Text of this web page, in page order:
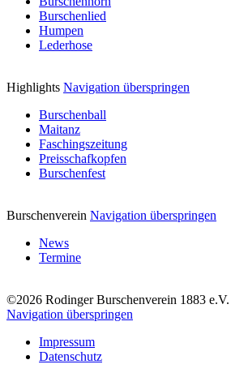
Burschenlied
Humpen
Lederhose
Highlights Navigation überspringen
Burschenball
Maitanz
Faschingszeitung
Preisschafkopfen
Burschenfest
Burschenverein Navigation überspringen
News
Termine
©2026 Rodinger Burschenverein 1883 e.V.
Navigation überspringen
Impressum
Datenschutz